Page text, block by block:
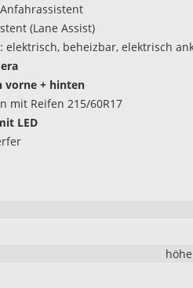
(Lane Assist)
elektrisch, beheizbar, elektrisch
vorne + hinten
mit Reifen 215/60R17
LED